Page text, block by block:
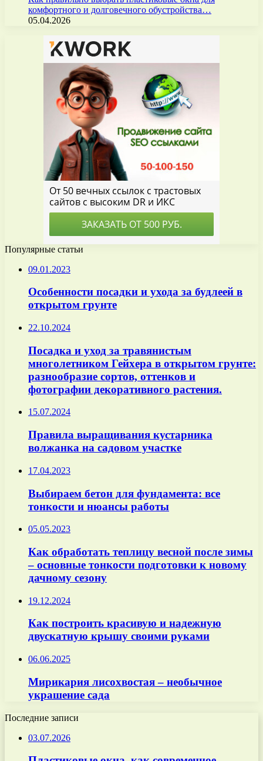
комфортного и долговечного обустройства…
05.04.2026
Популярные статьи
09.01.2023
Особенности посадки и ухода за будлеей в
открытом грунте
22.10.2024
Посадка и уход за травянистым
многолетником Гейхера в открытом грунте:
разнообразие сортов, оттенков и
фотографии декоративного растения.
15.07.2024
Правила выращивания кустарника
волжанка на садовом участке
17.04.2023
Выбираем бетон для фундамента: все
тонкости и нюансы работы
05.05.2023
Как обработать теплицу весной после зимы
– основные тонкости подготовки к новому
дачному сезону
19.12.2024
Как построить красивую и надежную
двускатную крышу своими руками
06.06.2025
Мирикария лисохвостая – необычное
украшение сада
Последние записи
03.07.2026